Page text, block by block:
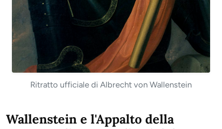
Ritratto ufficiale di Albrecht von Wallenstein
Wallenstein e l'Appalto della